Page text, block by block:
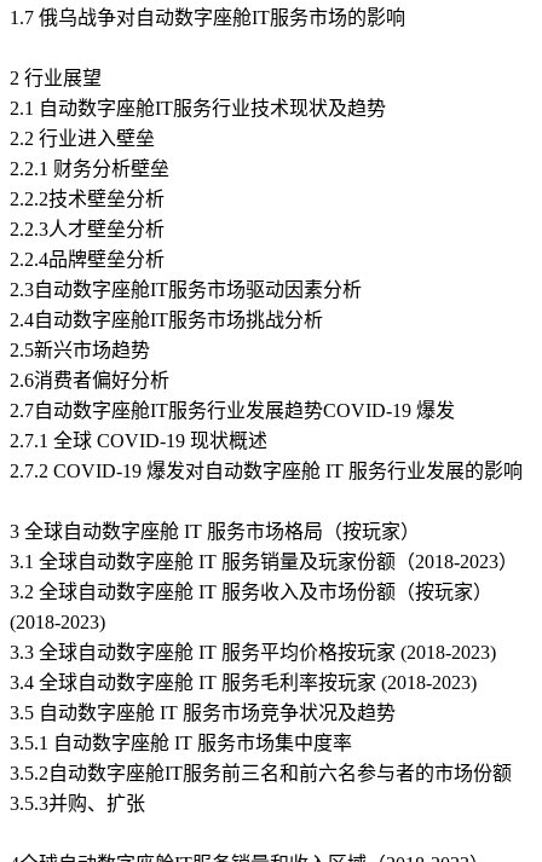
1.7 俄乌战争对自动数字座舱IT服务市场的影响
2 行业展望
2.1 自动数字座舱IT服务行业技术现状及趋势
2.2 行业进入壁垒
2.2.1 财务分析壁垒
2.2.2技术壁垒分析
2.2.3人才壁垒分析
2.2.4品牌壁垒分析
2.3自动数字座舱IT服务市场驱动因素分析
2.4自动数字座舱IT服务市场挑战分析
2.5新兴市场趋势
2.6消费者偏好分析
2.7自动数字座舱IT服务行业发展趋势COVID-19 爆发
2.7.1 全球 COVID-19 现状概述
2.7.2 COVID-19 爆发对自动数字座舱 IT 服务行业发展的影响
3 全球自动数字座舱 IT 服务市场格局（按玩家）
3.1 全球自动数字座舱 IT 服务销量及玩家份额（2018-2023）
3.2 全球自动数字座舱 IT 服务收入及市场份额（按玩家）
(2018-2023)
3.3 全球自动数字座舱 IT 服务平均价格按玩家 (2018-2023)
3.4 全球自动数字座舱 IT 服务毛利率按玩家 (2018-2023)
3.5 自动数字座舱 IT 服务市场竞争状况及趋势
3.5.1 自动数字座舱 IT 服务市场集中度率
3.5.2自动数字座舱IT服务前三名和前六名参与者的市场份额
3.5.3并购、扩张